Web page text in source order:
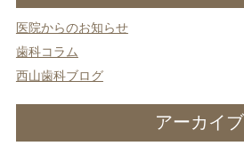
医院からのお知らせ
歯科コラム
医院からのお知らせ
歯科コラム
西山歯科ブログ
アーカイブ